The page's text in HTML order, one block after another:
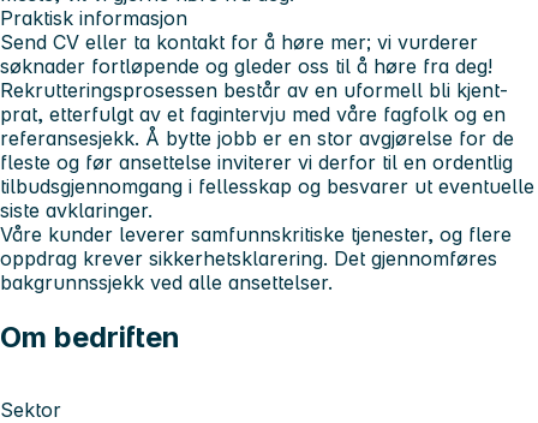
Praktisk informasjon
Send CV eller ta kontakt for å høre mer; vi vurderer
søknader fortløpende og gleder oss til å høre fra deg!
Rekrutteringsprosessen består av en uformell bli kjent-
prat, etterfulgt av et fagintervju med våre fagfolk og en
referansesjekk. Å bytte jobb er en stor avgjørelse for de
fleste og før ansettelse inviterer vi derfor til en ordentlig
tilbudsgjennomgang i fellesskap og besvarer ut eventuelle
siste avklaringer.
Våre kunder leverer samfunnskritiske tjenester, og flere
oppdrag krever sikkerhetsklarering. Det gjennomføres
bakgrunnssjekk ved alle ansettelser.
Om bedriften
Sektor